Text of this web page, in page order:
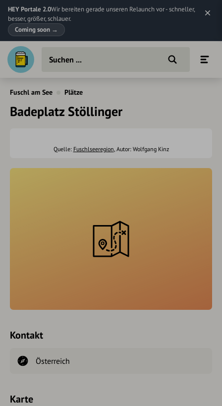
HEY Portale 2.0Wir bereiten gerade unseren Relaunch vor - schneller,
besser, größer, schlauer.
Coming soon →
Fuschl am See Plätze
Badeplatz Stöllinger
Quelle: Fuschlseeregion, Autor: Wolfgang Kinz
Kontakt
Österreich
Karte